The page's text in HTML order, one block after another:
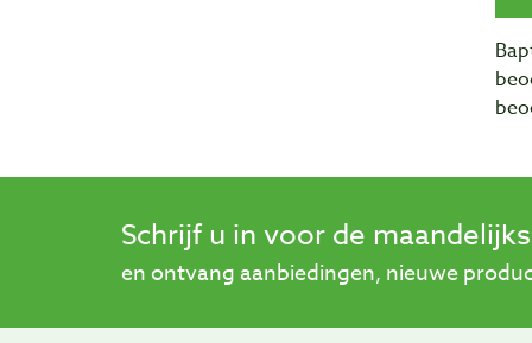
Schrijf u in voor de
en ontvang aanbiedingen, nieuwe